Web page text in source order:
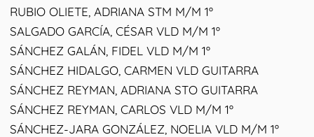
RUBIO OLIETE, ADRIANA STM M/M 1º
SALGADO GARCÍA, CÉSAR VLD M/M 1º
SÁNCHEZ GALÁN, FIDEL VLD M/M 1º
SÁNCHEZ HIDALGO, CARMEN VLD GUITARRA
SÁNCHEZ REYMAN, ADRIANA STO GUITARRA
SÁNCHEZ REYMAN, CARLOS VLD M/M 1º
SÁNCHEZ-JARA GONZÁLEZ, NOELIA VLD M/M 1º